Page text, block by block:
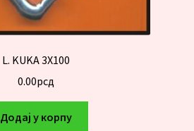
L. KUKA 3X100
0.00рсд
Додај у корпу